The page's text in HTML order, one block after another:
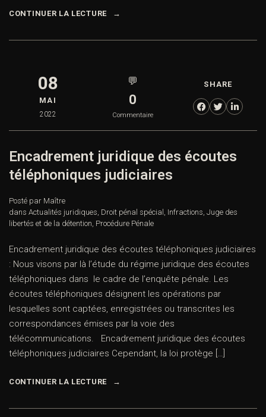
CONTINUER LA LECTURE
08
MAI
2022
💬
0
Commentaire
SHARE
Encadrement juridique des écoutes
téléphoniques judiciaires
Posté par Maître
dans Actualités juridiques, Droit pénal spécial , Infractions, Juge des
libertés et de la détention, Procédure Pénale
Encadrement juridique des écoutes téléphoniques judiciaires
: Nous visons par là l’étude du régime juridique des écoutes
téléphoniques dans le cadre de l’enquête pénale. Les
écoutes téléphoniques désignent les opérations par
lesquelles sont captées, enregistrées ou transcrites les
correspondances émises par la voie des
télécommunications. Encadrement juridique des écoutes
téléphoniques judiciaires Cependant, la loi protège […]
CONTINUER LA LECTURE